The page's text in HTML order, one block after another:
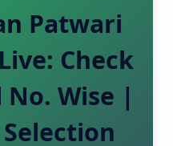
Patwari
Check
Wise |